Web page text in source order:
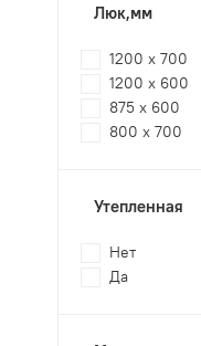
Люк,мм
1200 х 700
1200 х 600
875 х 600
800 х 700
Утепленная
Нет
Да